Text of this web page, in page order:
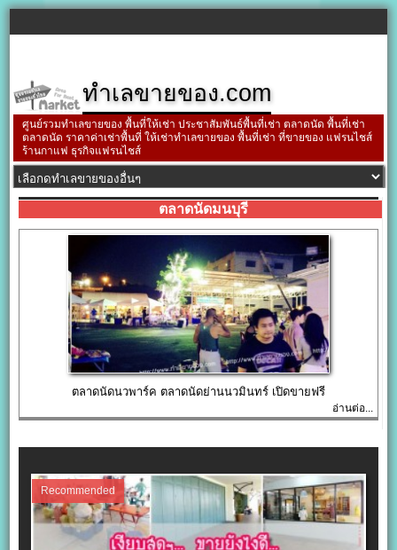
ทำเลขายของ.com
ศูนย์รวมทำเลขายของ พื้นที่ให้เช่า ประชาสัมพันธ์พื้นที่เช่า ตลาดนัด พื้นที่เช่า
ตลาดนัด ราคาค่าเช่าพื้นที่ ให้เช่าทำเลขายของ พื้นที่เช่า ที่ขายของ แฟรนไชส์
ร้านกาแฟ ธุรกิจแฟรนไชส์
ตลาดนัดมนบุรี
ตลาดนัดนวพาร์ค ตลาดนัดย่านนวมินทร์ เปิดขายฟรี
อ่านต่อ...
Recommended